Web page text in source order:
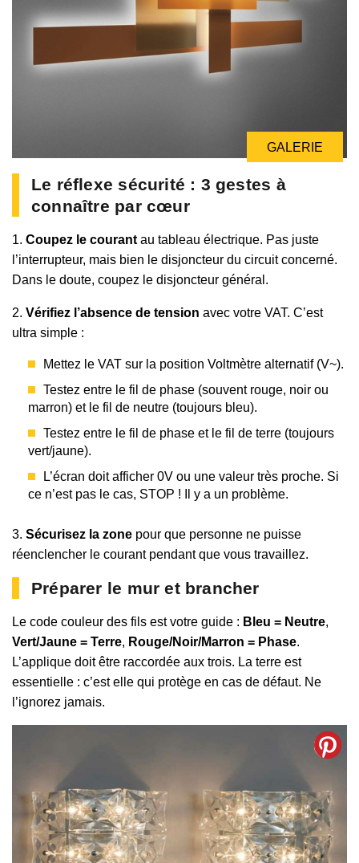
GALERIE
Le réflexe sécurité : 3 gestes à
connaître par cœur
1. Coupez le courant au tableau électrique. Pas juste
l’interrupteur, mais bien le disjoncteur du circuit concerné.
Dans le doute, coupez le disjoncteur général.
2. Vérifiez l’absence de tension avec votre VAT. C’est
ultra simple :
Mettez le VAT sur la position Voltmètre alternatif (V~).
Testez entre le fil de phase (souvent rouge, noir ou
marron) et le fil de neutre (toujours bleu).
Testez entre le fil de phase et le fil de terre (toujours
vert/jaune).
L’écran doit afficher 0V ou une valeur très proche. Si
ce n’est pas le cas, STOP ! Il y a un problème.
3. Sécurisez la zone pour que personne ne puisse
réenclencher le courant pendant que vous travaillez.
Préparer le mur et brancher
Le code couleur des fils est votre guide : Bleu = Neutre,
Vert/Jaune = Terre, Rouge/Noir/Marron = Phase.
L’applique doit être raccordée aux trois. La terre est
essentielle : c’est elle qui protège en cas de défaut. Ne
l’ignorez jamais.